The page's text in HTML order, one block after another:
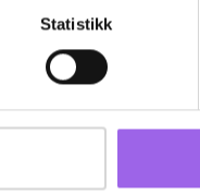
Statistikk